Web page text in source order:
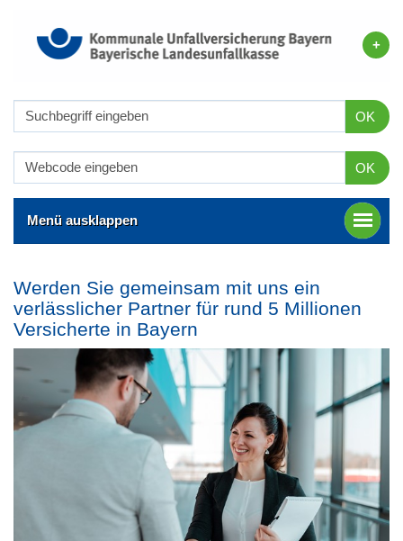
OK
OK
Menü ausklappen
Werden Sie gemeinsam mit uns ein
verlässlicher Partner für rund 5 Millionen
Versicherte in Bayern